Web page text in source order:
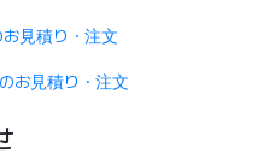
見積り・注文
お見積り・注文